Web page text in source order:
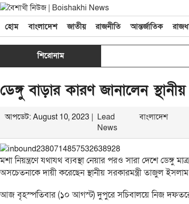
হোম বাংলাদেশ জাতীয় রাজনীতি আন্তর্জাতিক
শিরোনাম
ডেঙ্গু বাড়ার কারণ জানালেন স্থানীয়
আপডেট: August 10, 2023 | Lead
News
বাংলাদেশ
মশা নিয়ন্ত্রণে যথাযথ ব্যবস্থা নেয়ার পরও সারা দেশে ডেঙ্গু
অসচেতনাকে দায়ী করেছেন স্থানীয় সরকারমন্ত্রী তাজুল
আজ বৃহস্পতিবার (১০ আগস্ট) দুপুরে সচিবালয়ে নিজ দফতরে